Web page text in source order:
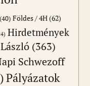
(40) Földes / 4H(62)
Hirdetmények
(363)
Schwezoff
Pályázatok